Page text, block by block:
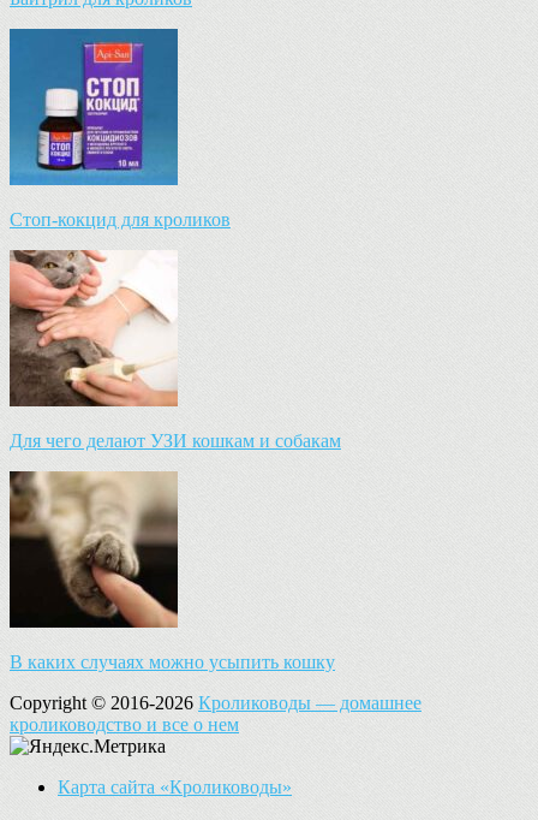
Стоп-кокцид для кроликов
Для чего делают УЗИ кошкам и собакам
В каких случаях можно усыпить кошку
Copyright © 2016-2026 Кролиководы — домашнее
кролиководство и все о нем
Карта сайта «Кролиководы»